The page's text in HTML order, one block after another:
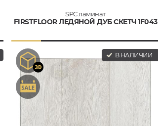
SPC ламинат
FIRSTFLOOR ЛЕДЯНОЙ ДУБ СКЕТЧ 1F043
В НАЛИЧИИ